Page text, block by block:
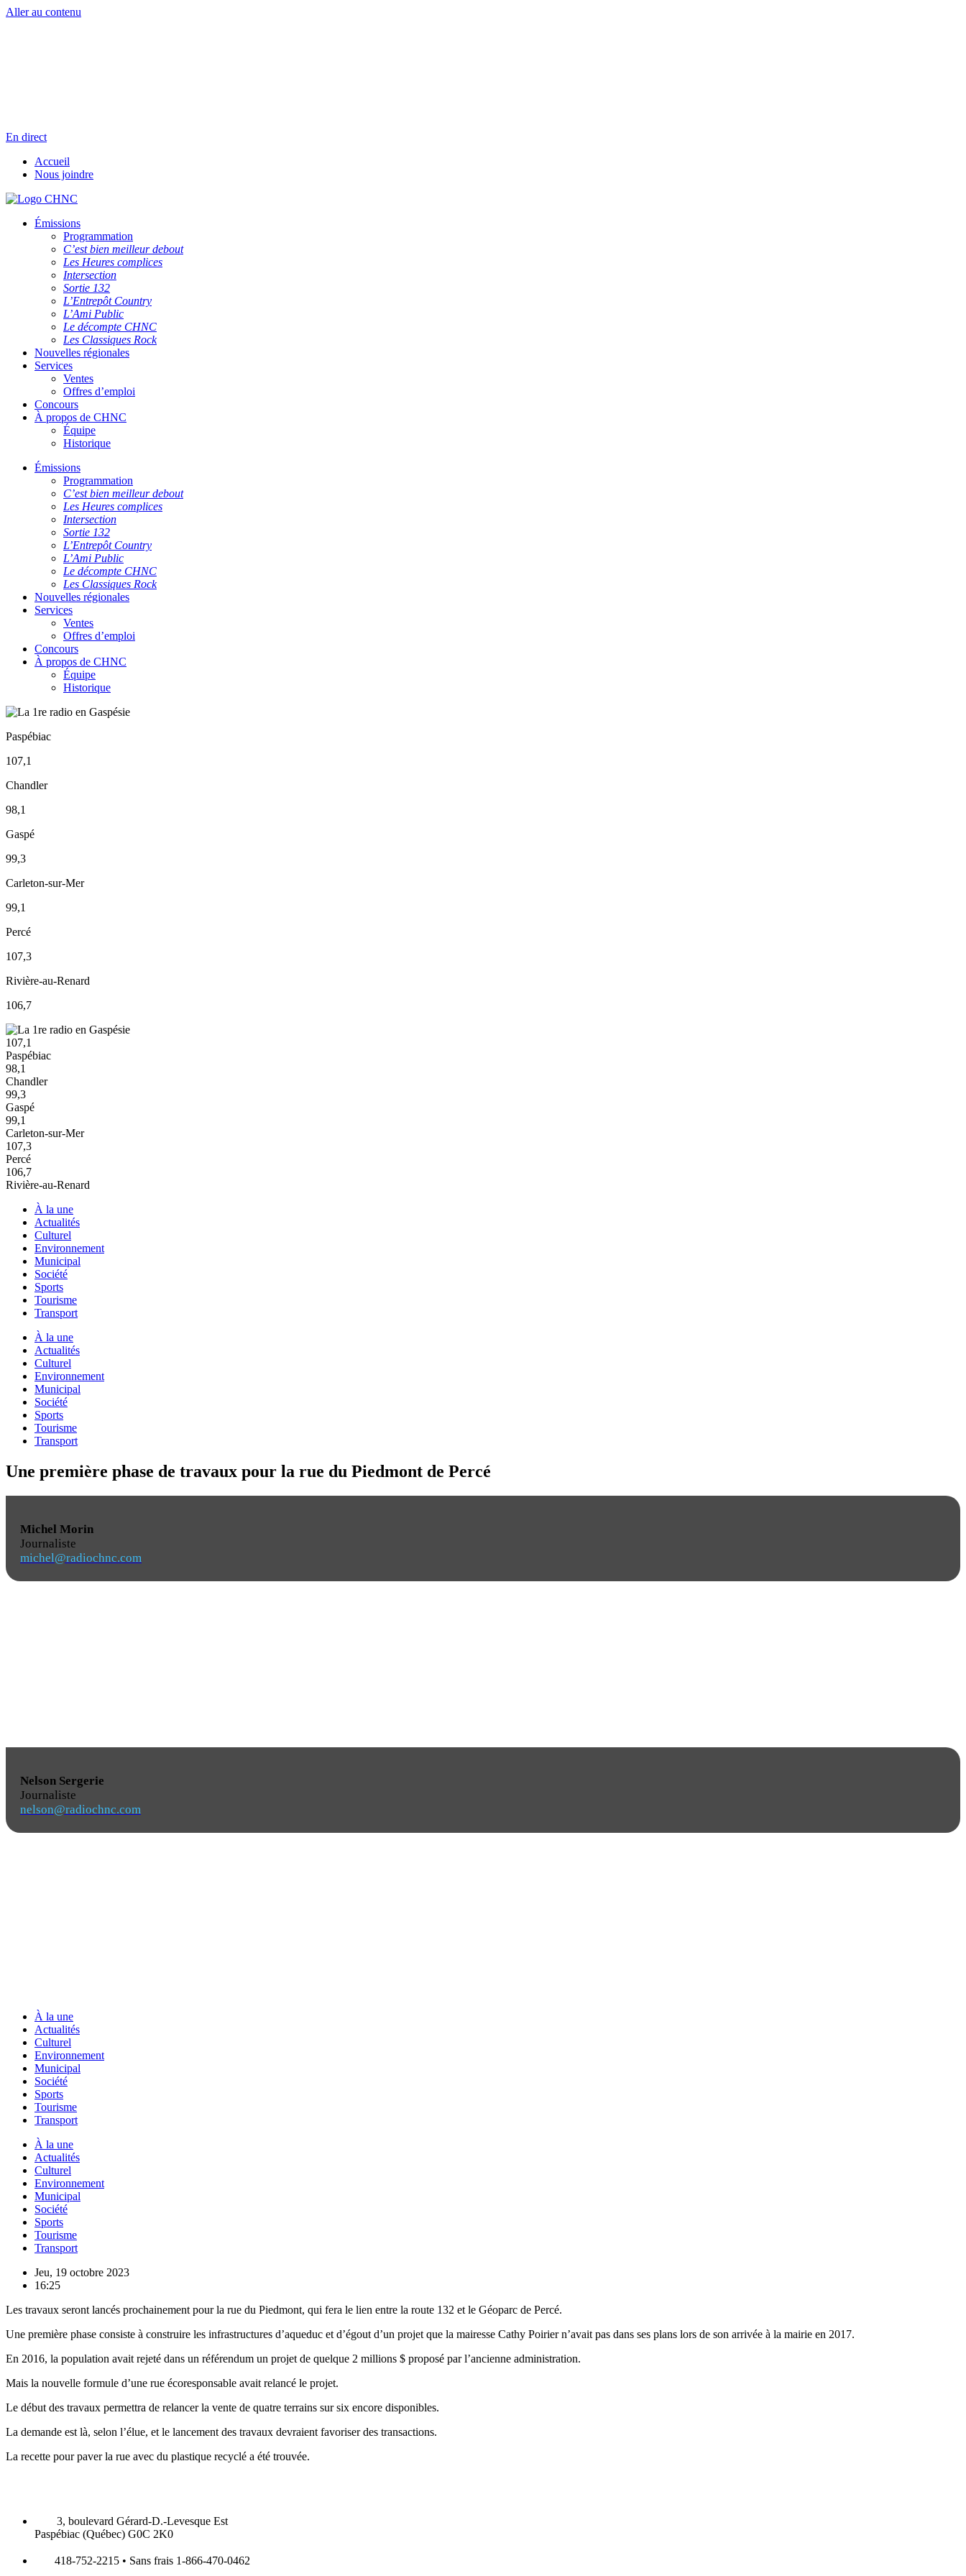
Aller au contenu
En direct
Accueil
Nous joindre
Émissions
Programmation
C’est bien meilleur debout
Les Heures complices
Intersection
Sortie 132
L’Entrepôt Country
L’Ami Public
Le décompte CHNC
Les Classiques Rock
Nouvelles régionales
Services
Ventes
Offres d’emploi
Concours
À propos de CHNC
Équipe
Historique
Émissions
Programmation
C’est bien meilleur debout
Les Heures complices
Intersection
Sortie 132
L’Entrepôt Country
L’Ami Public
Le décompte CHNC
Les Classiques Rock
Nouvelles régionales
Services
Ventes
Offres d’emploi
Concours
À propos de CHNC
Équipe
Historique
Paspébiac
107,1
Chandler
98,1
Gaspé
99,3
Carleton-sur-Mer
99,1
Percé
107,3
Rivière-au-Renard
106,7
107,1
Paspébiac
98,1
Chandler
99,3
Gaspé
99,1
Carleton-sur-Mer
107,3
Percé
106,7
Rivière-au-Renard
À la une
Actualités
Culturel
Environnement
Municipal
Société
Sports
Tourisme
Transport
À la une
Actualités
Culturel
Environnement
Municipal
Société
Sports
Tourisme
Transport
Une première phase de travaux pour la rue du Piedmont de Percé
Michel Morin
Journaliste
michel@radiochnc.com
Nelson Sergerie
Journaliste
nelson@radiochnc.com
À la une
Actualités
Culturel
Environnement
Municipal
Société
Sports
Tourisme
Transport
À la une
Actualités
Culturel
Environnement
Municipal
Société
Sports
Tourisme
Transport
Jeu, 19 octobre 2023
16:25
Les travaux seront lancés prochainement pour la rue du Piedmont, qui fera le lien entre la route 132 et le Géoparc de Percé.
Une première phase consiste à construire les infrastructures d’aqueduc et d’égout d’un projet que la mairesse Cathy Poirier n’avait pas dans ses plans lors de son arrivée à la mairie en 2017.
En 2016, la population avait rejeté dans un référendum un projet de quelque 2 millions $ proposé par l’ancienne administration.
Mais la nouvelle formule d’une rue écoresponsable avait relancé le projet.
Le début des travaux permettra de relancer la vente de quatre terrains sur six encore disponibles.
La demande est là, selon l’élue, et le lancement des travaux devraient favoriser des transactions.
La recette pour paver la rue avec du plastique recyclé a été trouvée.
3, boulevard Gérard-D.-Levesque Est
Paspébiac (Québec) G0C 2K0
418-752-2215 • Sans frais 1-866-470-0462